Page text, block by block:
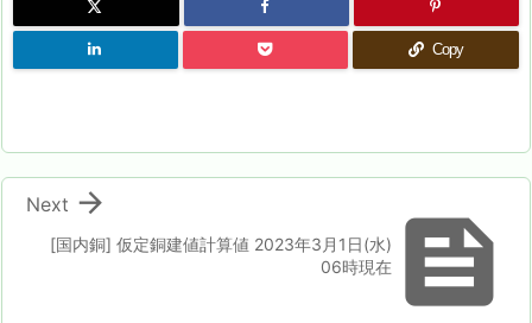
Copy

[国内銅] 仮定銅建値計算値 2023年3月1日(水)
06時現在

Next